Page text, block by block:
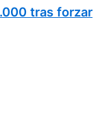
tras forzar